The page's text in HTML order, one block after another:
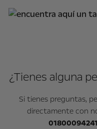
¿Tienes alguna
Si tienes preguntas,
directamente con